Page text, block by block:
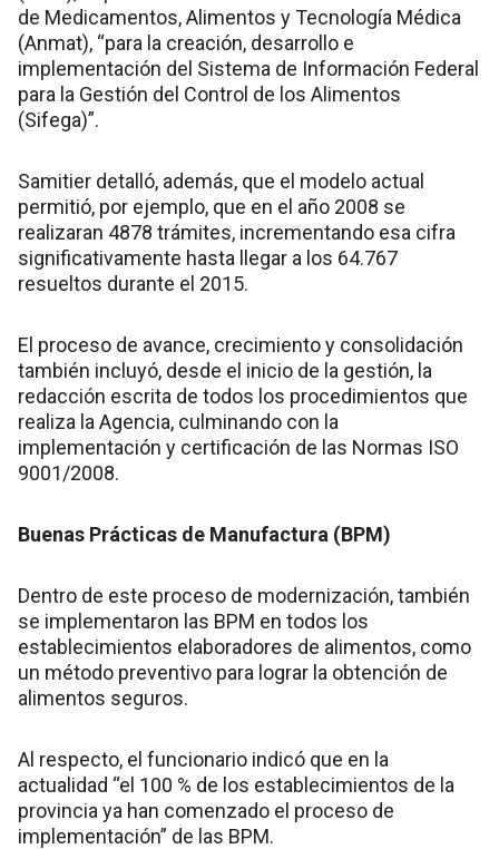
de Medicamentos, Alimentos y Tecnología Médica
(Anmat), “para la creación, desarrollo e
implementación del Sistema de Información Federal
para la Gestión del Control de los Alimentos
(Sifega)”.
Samitier detalló, además, que el modelo actual
permitió, por ejemplo, que en el año 2008 se
realizaran 4878 trámites, incrementando esa cifra
significativamente hasta llegar a los 64.767
resueltos durante el 2015.
El proceso de avance, crecimiento y consolidación
también incluyó, desde el inicio de la gestión, la
redacción escrita de todos los procedimientos que
realiza la Agencia, culminando con la
implementación y certificación de las Normas ISO
9001/2008.
Buenas Prácticas de Manufactura (BPM)
Dentro de este proceso de modernización, también
se implementaron las BPM en todos los
establecimientos elaboradores de alimentos, como
un método preventivo para lograr la obtención de
alimentos seguros.
Al respecto, el funcionario indicó que en la
actualidad “el 100 % de los establecimientos de la
provincia ya han comenzado el proceso de
implementación” de las BPM.